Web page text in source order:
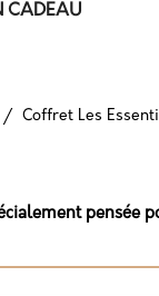
CADEAU
Coffret Les
pensée